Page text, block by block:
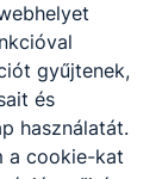
gyűjtenek,
és
használatát.
a cookie-kat